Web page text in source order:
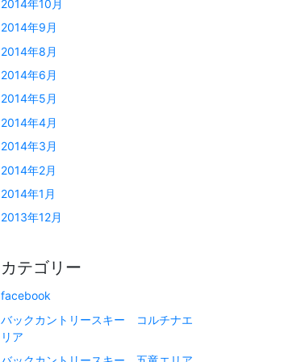
2014年10月
2014年9月
2014年8月
2014年6月
2014年5月
2014年4月
2014年3月
2014年2月
2014年1月
2013年12月
カテゴリー
facebook
バックカントリースキー コルチナエ
リア